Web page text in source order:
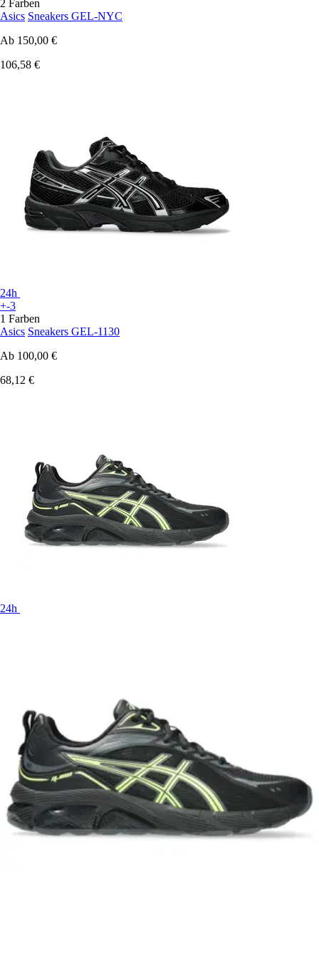
2 Farben
Asics Sneakers GEL-NYC
Ab 150,00 €
106,58 €
24h
+-3
1 Farben
Asics Sneakers GEL-1130
Ab 100,00 €
68,12 €
24h